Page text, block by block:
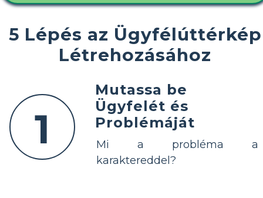
5 Lépés az Ügyfélúttérkép
Létrehozásához
1
Mutassa be
Ügyfelét és
Problémáját
Mi a probléma a
karaktereddel?